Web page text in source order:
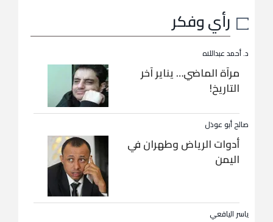
رأي وفكر
د. أحمد عبداللاه
مرآة الماضي… يناير آخر
التاريخ!
صالح أبو عوذل
أدوات الرياض وطهران في
اليمن
ياسر اليافعي